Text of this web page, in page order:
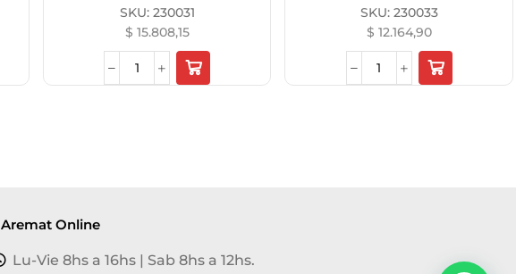
SKU: 230031
$ 15.808,15
SKU: 230033
$ 12.164,90
Aremat Online
Lu-Vie 8hs a 16hs | Sab 8hs a 12hs.